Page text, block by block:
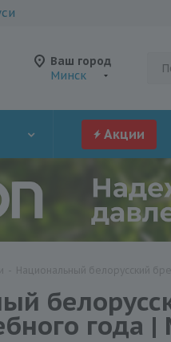
Ваш город
Минск
Акции
года